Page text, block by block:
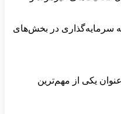
سرمایه‌گذاری در بخش‌های
یکی از مهم‌ترین